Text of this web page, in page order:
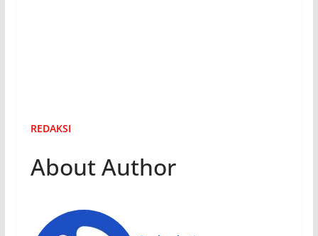
REDAKSI
About Author